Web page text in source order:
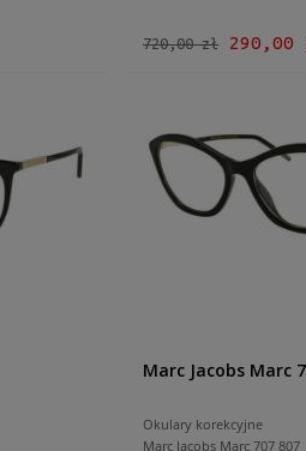
720,00 zł 290,00
Marc Jacobs Marc
Okulary korekcyjne
Marc Jacobs Marc 707 807